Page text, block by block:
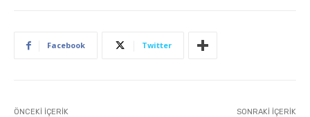
Facebook Twitter
ÖNCEKI İÇERIK SONRAKI İÇERIK